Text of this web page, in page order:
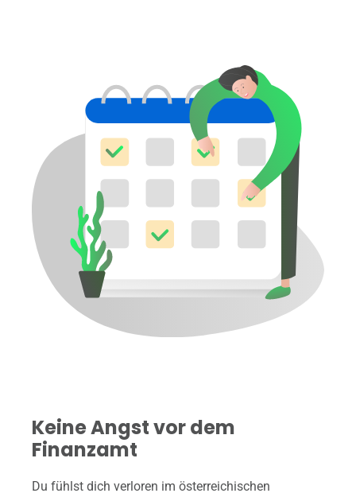
Keine Angst vor dem
Finanzamt
Du fühlst dich verloren im österreichischen